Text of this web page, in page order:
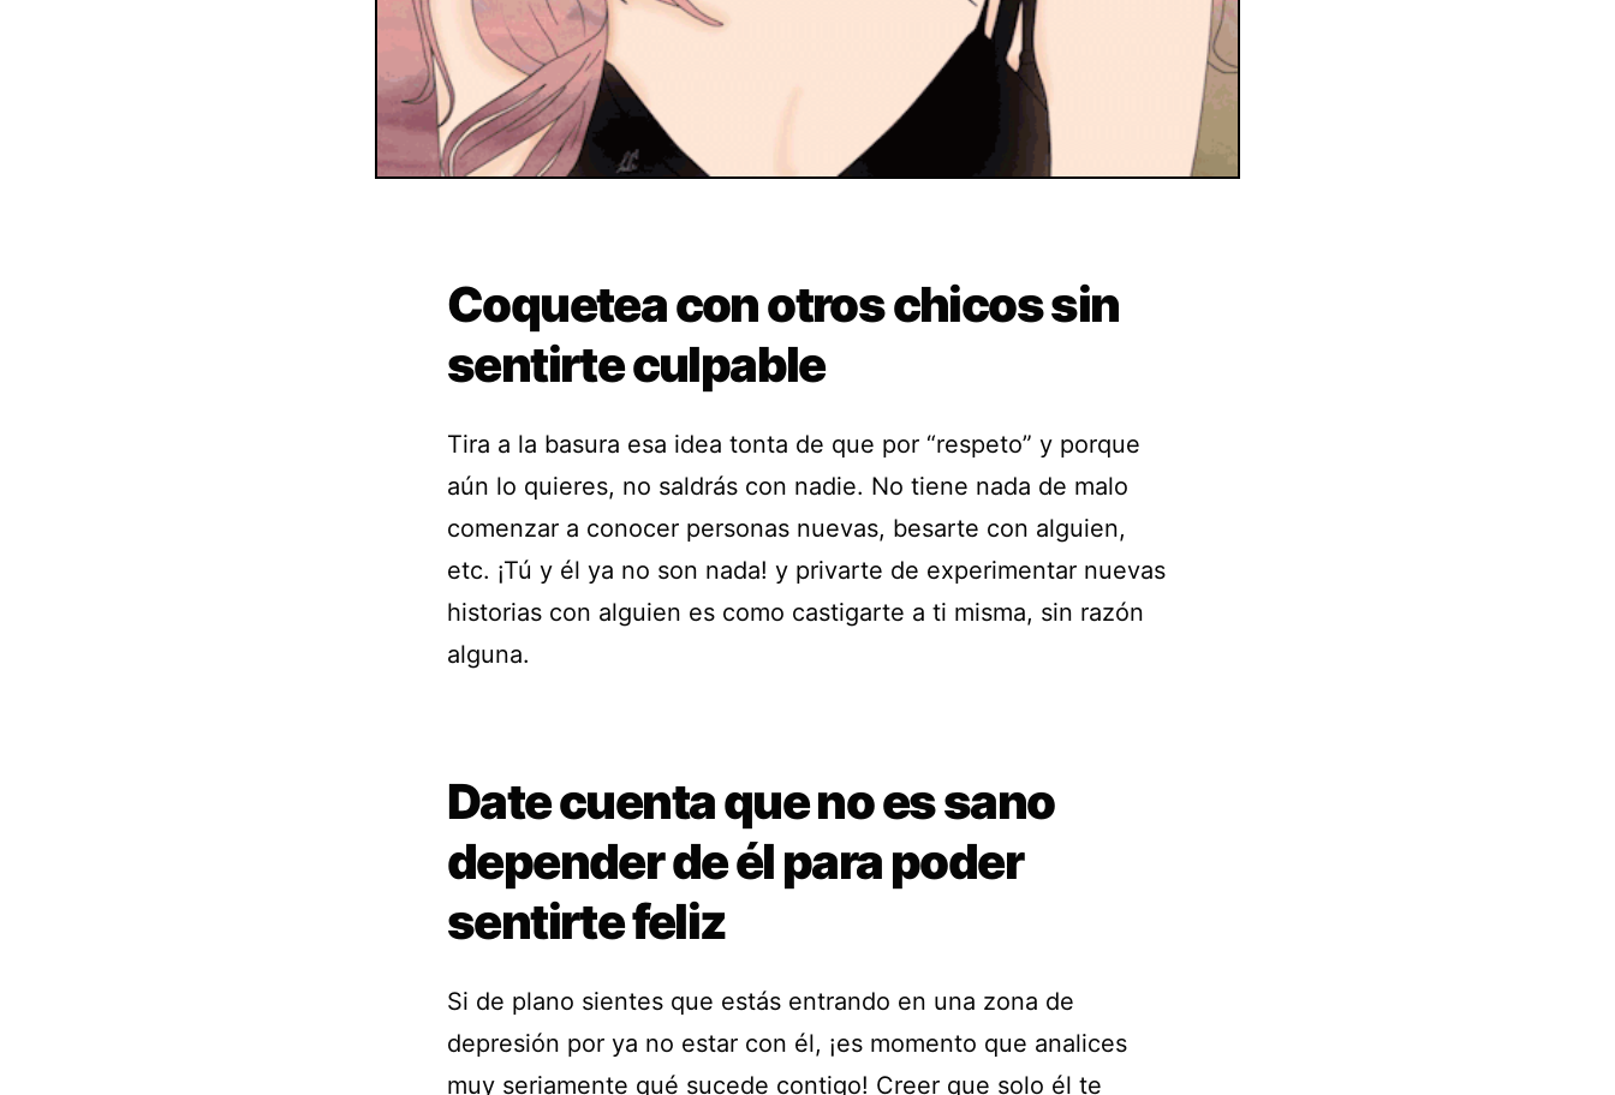
Coquetea con otros chicos sin
sentirte culpable
Tira a la basura esa idea tonta de que por “respeto” y porque
aún lo quieres, no saldrás con nadie. No tiene nada de malo
comenzar a conocer personas nuevas, besarte con alguien,
etc. ¡Tú y él ya no son nada! y privarte de experimentar nuevas
historias con alguien es como castigarte a ti misma, sin razón
alguna.
Date cuenta que no es sano
depender de él para poder
sentirte feliz
Si de plano sientes que estás entrando en una zona de
depresión por ya no estar con él, ¡es momento que analices
muy seriamente qué sucede contigo! Creer que solo él te